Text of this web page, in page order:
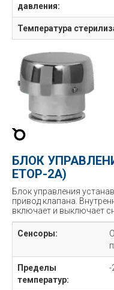
давления:
Температура
БЛОК
ETOP-2A)
Блок управления
привод клапана.
включает и выключает
Сенсоры:
Пределы
температур:
-